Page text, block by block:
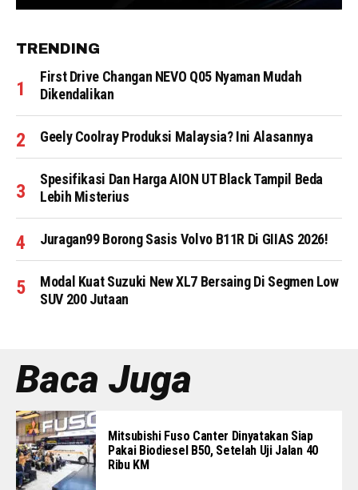
TRENDING
First Drive Changan NEVO Q05 Nyaman Mudah
Dikendalikan
Geely Coolray Produksi Malaysia? Ini Alasannya
Spesifikasi Dan Harga AION UT Black Tampil Beda
Lebih Misterius
Juragan99 Borong Sasis Volvo B11R Di GIIAS 2026!
Modal Kuat Suzuki New XL7 Bersaing Di Segmen Low
SUV 200 Jutaan
Baca Juga
Mitsubishi Fuso Canter Dinyatakan Siap
Pakai Biodiesel B50, Setelah Uji Jalan 40
Ribu KM